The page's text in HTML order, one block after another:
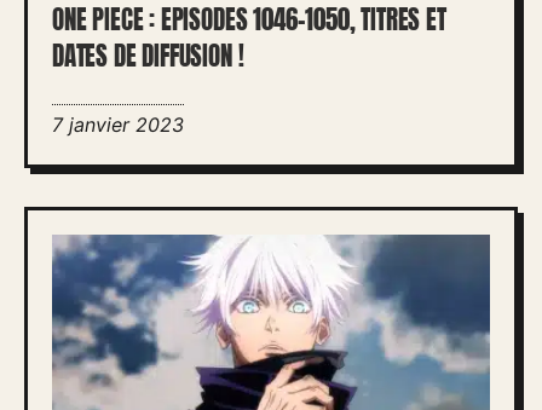
ONE PIECE : EPISODES 1046-1050, TITRES ET
DATES DE DIFFUSION !
7 janvier 2023